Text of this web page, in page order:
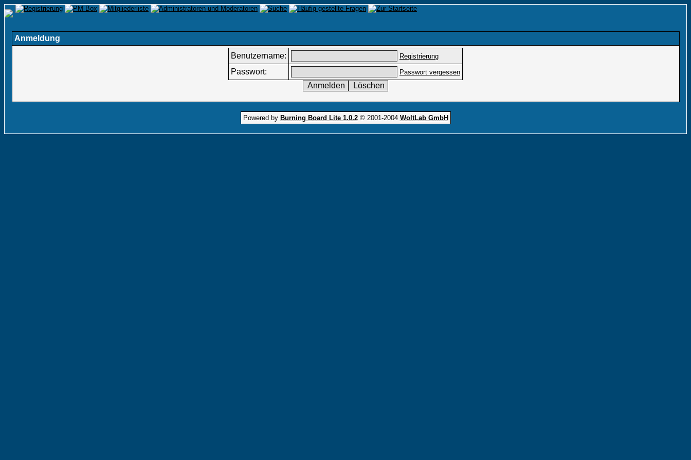
Anmeldung
Benutzername:
Registrierung
Passwort: Passwort vergessen
Powered by Burning Board Lite 1.0.2© 2001-2004 WoltLab GmbH